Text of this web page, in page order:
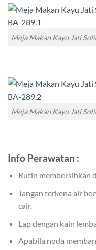
Meja Makan Kayu Jati
Meja Makan Kayu Jati
Info Perawatan :
Rutin membersihkan
Jangan terkena air
cair.
Lap dengan kain
Apabila noda